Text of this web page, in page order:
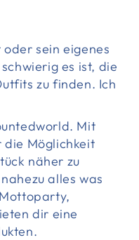
sein eigenes
es ist, die
zu finden. Ich
Mit
die Möglichkeit
näher zu
alles was
dir eine